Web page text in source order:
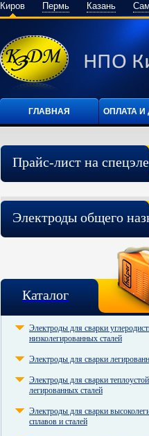
Киров Пермь Казань
ГЛАВНАЯ ОПЛАТА И
Прайс-лист на
Электроды общего
Каталог
Электроды для сварки
низколегированных сталей
Электроды для сварки
Электроды для сварки
легированных сталей
Электроды для сварки
сплавов и сталей